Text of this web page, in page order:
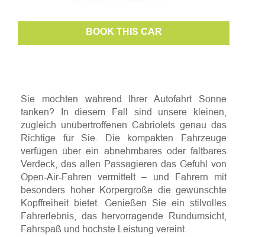
BOOK THIS CAR
Sie möchten während Ihrer Autofahrt Sonne
tanken? In diesem Fall sind unsere kleinen,
zugleich unübertroffenen Cabriolets genau das
Richtige für Sie. Die kompakten Fahrzeuge
verfügen über ein abnehmbares oder faltbares
Verdeck, das allen Passagieren das Gefühl von
Open-Air-Fahren vermittelt – und Fahrern mit
besonders hoher Körpergröße die gewünschte
Kopffreiheit bietet. Genießen Sie ein stilvolles
Fahrerlebnis, das hervorragende Rundumsicht,
Fahrspaß und höchste Leistung vereint.